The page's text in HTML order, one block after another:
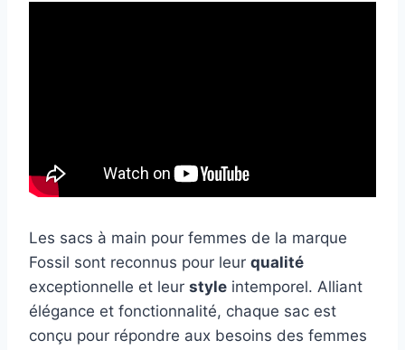
Les sacs à main pour femmes de la marque
Fossil sont reconnus pour leur qualité
exceptionnelle et leur style intemporel. Alliant
élégance et fonctionnalité, chaque sac est
conçu pour répondre aux besoins des femmes